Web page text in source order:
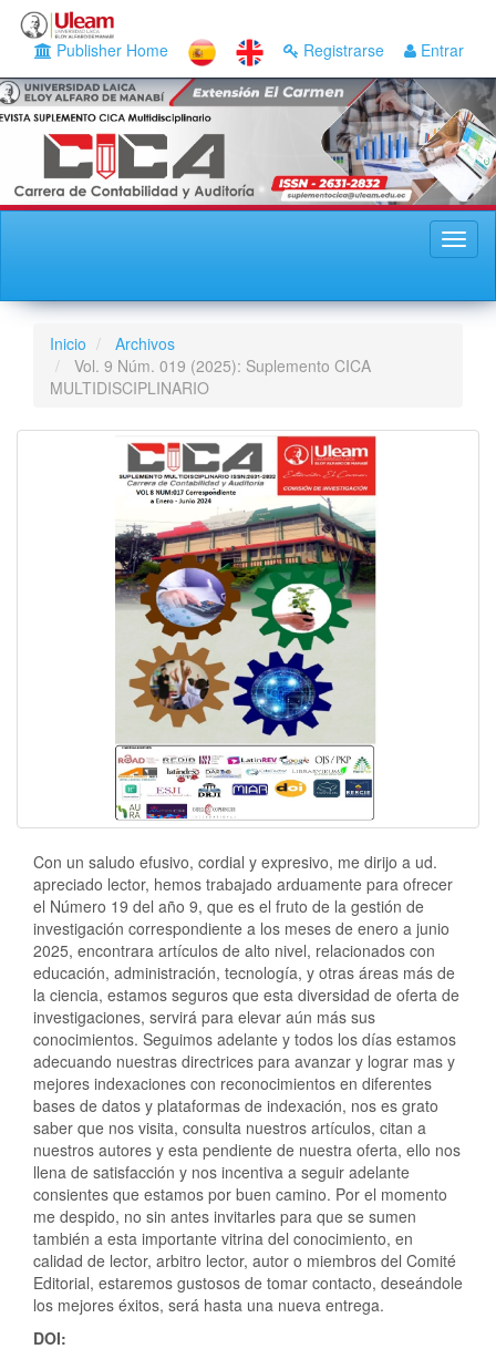
Navegación
principal
Contenido
principal
Barra
lateral
Publisher Home Registrarse Entrar
Inicio
Archivos
Vol. 9 Núm. 019 (2025): Suplemento CICA
MULTIDISCIPLINARIO
Con un saludo efusivo, cordial y expresivo, me dirijo a ud.
apreciado lector, hemos trabajado arduamente para ofrecer
el Número 19 del año 9, que es el fruto de la gestión de
investigación correspondiente a los meses de enero a junio
2025, encontrara artículos de alto nivel, relacionados con
educación, administración, tecnología, y otras áreas más de
la ciencia, estamos seguros que esta diversidad de oferta de
investigaciones, servirá para elevar aún más sus
conocimientos. Seguimos adelante y todos los días estamos
adecuando nuestras directrices para avanzar y lograr mas y
mejores indexaciones con reconocimientos en diferentes
bases de datos y plataformas de indexación, nos es grato
saber que nos visita, consulta nuestros artículos, citan a
nuestros autores y esta pendiente de nuestra oferta, ello nos
llena de satisfacción y nos incentiva a seguir adelante
consientes que estamos por buen camino. Por el momento
me despido, no sin antes invitarles para que se sumen
también a esta importante vitrina del conocimiento, en
calidad de lector, arbitro lector, autor o miembros del Comité
Editorial, estaremos gustosos de tomar contacto, deseándole
los mejores éxitos, será hasta una nueva entrega.
DOI: